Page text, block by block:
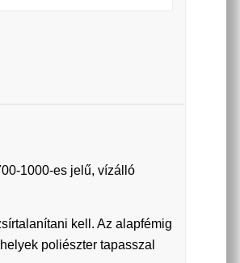
1000-es jelű, vízálló
kell. Az alapfémig
poliészter tapasszal